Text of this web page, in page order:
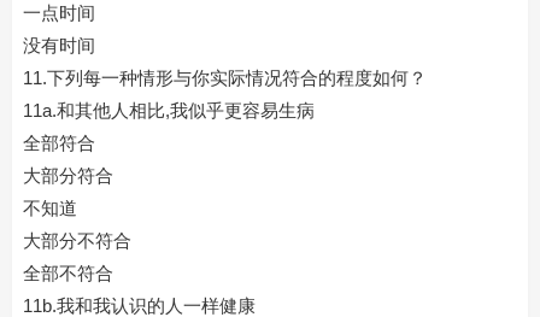
一点时间
没有时间
11.下列每一种情形与你实际情况符合的程度如何？
11a.和其他人相比,我似乎更容易生病
全部符合
大部分符合
不知道
大部分不符合
全部不符合
11b.我和我认识的人一样健康